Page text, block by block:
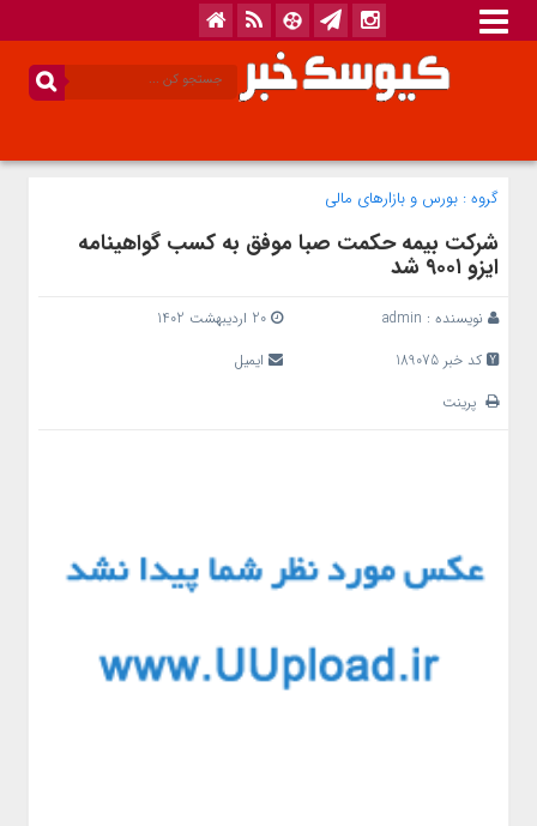
گروه : بورس و بازار‌های مالی
شرکت بیمه حکمت صبا موفق به کسب گواهینامه
ایزو ۹۰۰۱ شد
نویسنده : admin
20 اردیبهشت 1402
کد خبر 189075
ایمیل
پرینت